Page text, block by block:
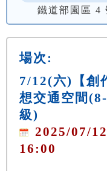
鐵道部園區 4
場次:
7/12(六)【創
想交通空間
級)
2025/07/
16:00